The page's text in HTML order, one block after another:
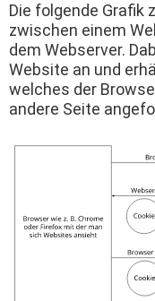
Die folgende Grafik
zwischen einem
dem Webserver.
Website an und
welches der
andere Seite